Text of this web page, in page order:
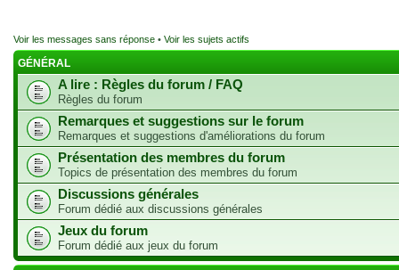
Voir les messages sans réponse • Voir les sujets actifs
GÉNÉRAL
A lire : Règles du forum / FAQ
Règles du forum
Remarques et suggestions sur le forum
Remarques et suggestions d'améliorations du forum
Présentation des membres du forum
Topics de présentation des membres du forum
Discussions générales
Forum dédié aux discussions générales
Jeux du forum
Forum dédié aux jeux du forum